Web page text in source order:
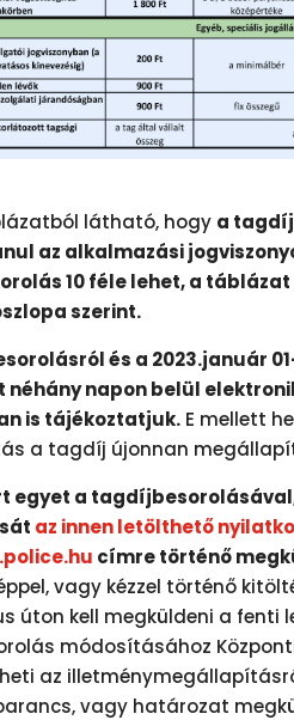
látható, hogy a
az alkalmazási
10 féle lehet, a
szerint.
és a 2023.január
napon belül
is tájékoztatjuk.E mellett
a tagdíj újonnan
egyet a
az innen letölthető
címre történő
vagy kézzel történő
úton kell megküldeni a fenti
módosításához
az
vagy határozat